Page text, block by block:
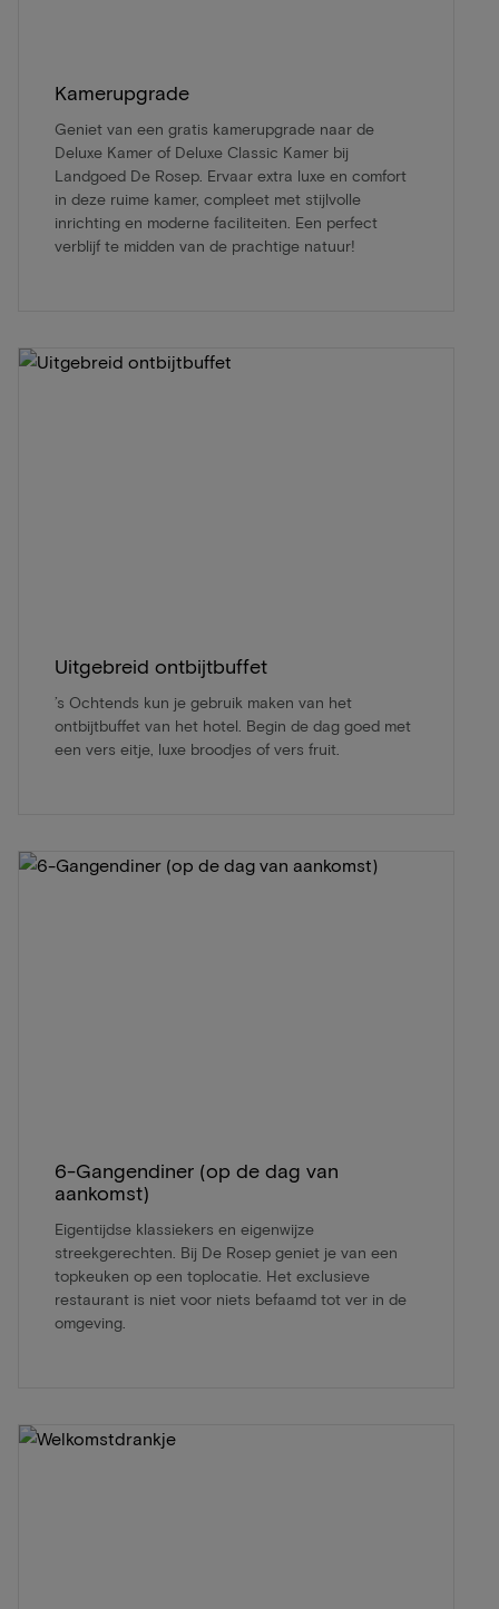
Kamerupgrade
Geniet van een gratis kamerupgrade naar de
Deluxe Kamer of Deluxe Classic Kamer bij
Landgoed De Rosep. Ervaar extra luxe en comfort
in deze ruime kamer, compleet met stijlvolle
inrichting en moderne faciliteiten. Een perfect
verblijf te midden van de prachtige natuur!
Uitgebreid ontbijtbuffet
’s Ochtends kun je gebruik maken van het
ontbijtbuffet van het hotel. Begin de dag goed met
een vers eitje, luxe broodjes of vers fruit.
6-Gangendiner (op de dag van
aankomst)
Eigentijdse klassiekers en eigenwijze
streekgerechten. Bij De Rosep geniet je van een
topkeuken op een toplocatie. Het exclusieve
restaurant is niet voor niets befaamd tot ver in de
omgeving.